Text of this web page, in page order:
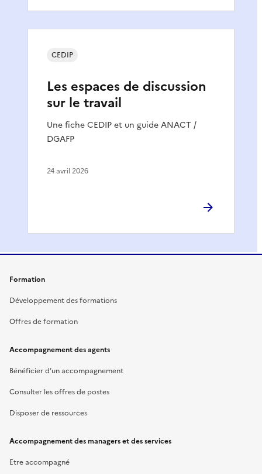
Les espaces de discussion
sur le travail
Une fiche CEDIP et un guide ANACT /
DGAFP
CEDIP
24 avril 2026
Formation
Développement des formations
Offres de formation
Accompagnement des agents
Bénéficier d’un accompagnement
Consulter les offres de postes
Disposer de ressources
Accompagnement des managers et des services
Etre accompagné